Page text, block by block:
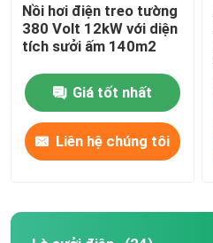
Nồi hơi điện treo tường
380 Volt 12kW với diện
tích sưởi ấm 140m2
Giá tốt nhất
Liên hệ chúng tôi